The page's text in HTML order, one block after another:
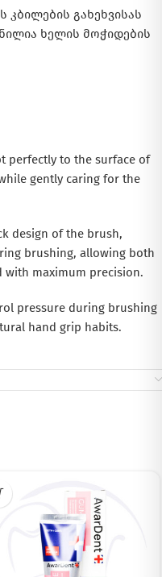
კბილების გახეხვისას
ხელის მოჭიდების
perfectly to the surface of
gently caring for the
design of the brush,
brushing, allowing both
with maximum precision.
pressure during brushing
hand grip habits.